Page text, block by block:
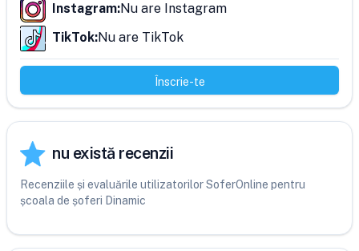
Instagram:Nu are Instagram
TikTok:Nu are TikTok
Înscrie-te
nu există recenzii
Recenziile și evaluările utilizatorilor SoferOnline pentru
școala de șoferi Dinamic